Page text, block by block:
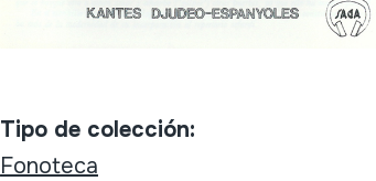
Tipo de colección:
Fonoteca